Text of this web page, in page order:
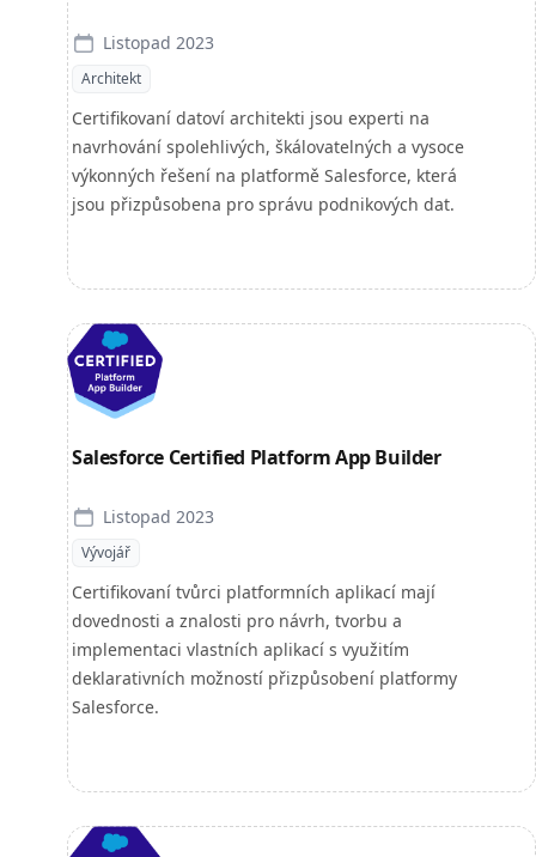
Listopad 2023
Architekt
Certifikovaní datoví architekti jsou experti na
navrhování spolehlivých, škálovatelných a vysoce
výkonných řešení na platformě Salesforce, která
jsou přizpůsobena pro správu podnikových dat.
Salesforce Certified Platform App Builder
Listopad 2023
Vývojář
Certifikovaní tvůrci platformních aplikací mají
dovednosti a znalosti pro návrh, tvorbu a
implementaci vlastních aplikací s využitím
deklarativních možností přizpůsobení platformy
Salesforce.